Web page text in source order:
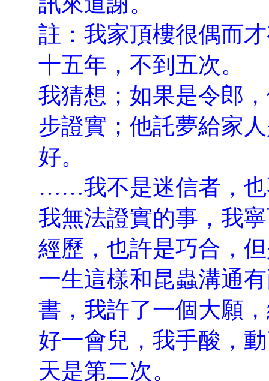
註：我家頂樓很偶而
十五年，不到五次。
我猜想；如果是令郎
步證實；他託夢給家
好。
……我不是迷信者，也
我無法證實的事，我
經歷，也許是巧合，
一生這樣和昆蟲溝通
書，我許了一個大願
好一會兒，我手酸，
天是第二次。